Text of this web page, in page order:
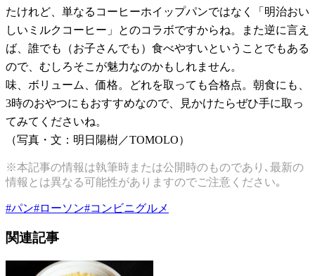
たけれど、単なるコーヒーホイップパンではなく「明治おい
しいミルクコーヒー」とのコラボですからね。また逆に言え
ば、誰でも（お子さんでも）食べやすいということでもある
ので、むしろそこが魅力なのかもしれません。
味、ボリューム、価格。どれを取っても合格点。朝食にも、
3時のおやつにもおすすめなので、見かけたらぜひ手に取っ
てみてくださいね。
（写真・文：明日陽樹／TOMOLO）
※本記事の情報は執筆時または公開時のものであり､最新の
情報とは異なる可能性がありますのでご注意ください｡
#パン#ローソン#コンビニグルメ
関連記事